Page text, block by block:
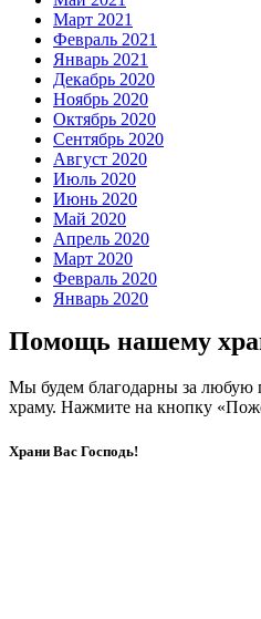
Март 2021
Февраль 2021
Январь 2021
Декабрь 2020
Ноябрь 2020
Октябрь 2020
Сентябрь 2020
Август 2020
Июль 2020
Июнь 2020
Май 2020
Апрель 2020
Март 2020
Февраль 2020
Январь 2020
Помощь нашему
Мы будем благодарны за
храму. Нажмите на кнопку
Храни Вас Господь!